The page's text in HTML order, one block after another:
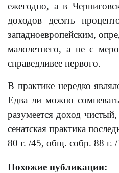
ежегодно, а в
доходов десять
западноевропейским,
малолетнего, а не с
справедливее первого.
В практике нередко
Едва ли можно
разумеется доход
сенатская практика
80 г. /45, общ. собр. 88 г.
Похожие публикации: